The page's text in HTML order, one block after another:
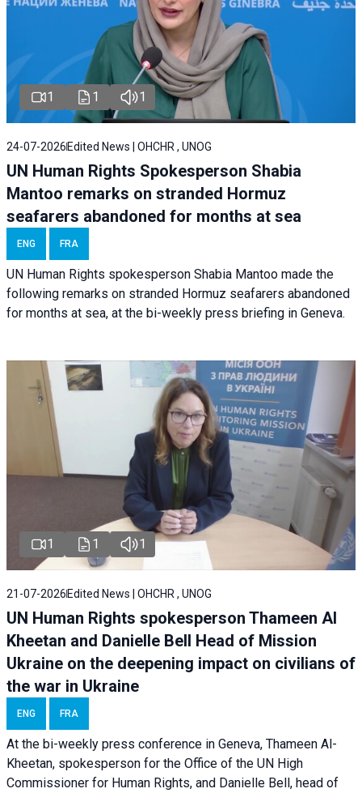
1 1 1
24-07-2026 Edited News | OHCHR , UNOG
UN Human Rights Spokesperson Shabia
Mantoo remarks on stranded Hormuz
seafarers abandoned for months at sea
ENG FRA
UN Human Rights spokesperson Shabia Mantoo made the
following remarks on stranded Hormuz seafarers abandoned
for months at sea, at the bi-weekly press briefing in Geneva.
1 1 1
21-07-2026 Edited News | OHCHR , UNOG
UN Human Rights spokesperson Thameen Al
Kheetan and Danielle Bell Head of Mission
Ukraine on the deepening impact on civilians of
the war in Ukraine
ENG FRA
At the bi-weekly press conference in Geneva, Thameen Al-
Kheetan, spokesperson for the Office of the UN High
Commissioner for Human Rights, and Danielle Bell, head of